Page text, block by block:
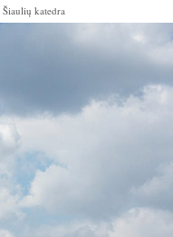
Šiaulių katedra